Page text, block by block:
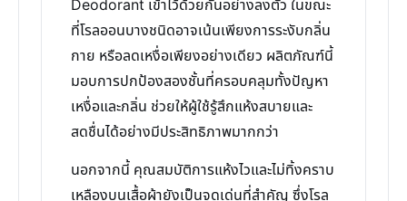
Deodorant เข้าไว้ด้วยกันอย่างลงตัว ในขณะ
ที่โรลออนบางชนิดอาจเน้นเพียงการระงับกลิ่น
กาย หรือลดเหงื่อเพียงอย่างเดียว ผลิตภัณฑ์นี้
มอบการปกป้องสองชั้นที่ครอบคลุมทั้งปัญหา
เหงื่อและกลิ่น ช่วยให้ผู้ใช้รู้สึกแห้งสบายและ
สดชื่นได้อย่างมีประสิทธิภาพมากกว่า
นอกจากนี้ คุณสมบัติการแห้งไวและไม่ทิ้งคราบ
เหลืองบนเสื้อผ้ายังเป็นจุดเด่นที่สำคัญ ซึ่งโรล